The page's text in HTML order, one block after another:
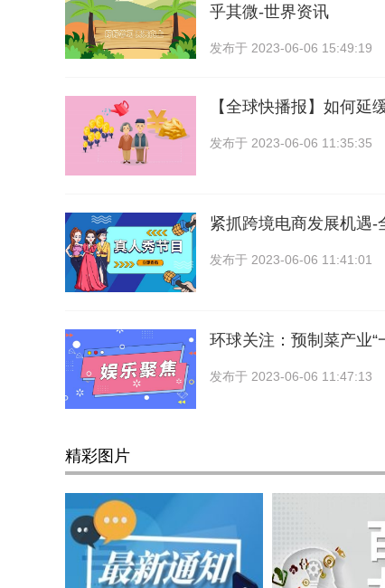
乎其微-世界资讯
发布于 2023-06-06 15:49:19
【全球快播报】如何延
发布于 2023-06-06 11:35:35
紧抓跨境电商发展机遇-
发布于 2023-06-06 11:41:01
环球关注：预制菜产业“
发布于 2023-06-06 11:47:13
精彩图片